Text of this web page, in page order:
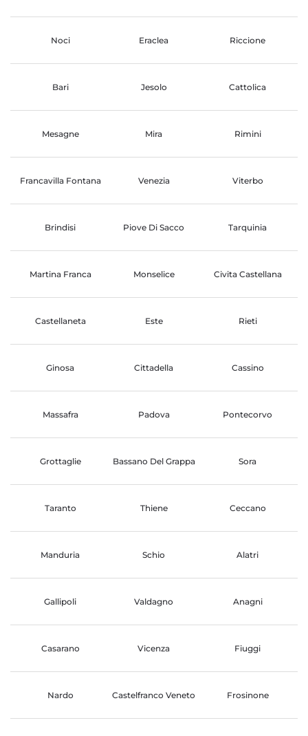
Noci Eraclea Riccione
Bari Jesolo Cattolica
Mesagne Mira Rimini
Francavilla Fontana Venezia Viterbo
Brindisi Piove Di Sacco Tarquinia
Martina Franca Monselice Civita Castellana
Castellaneta Este Rieti
Ginosa Cittadella Cassino
Massafra Padova Pontecorvo
Grottaglie Bassano Del Grappa Sora
Taranto Thiene Ceccano
Manduria Schio Alatri
Gallipoli Valdagno Anagni
Casarano Vicenza Fiuggi
Nardo Castelfranco Veneto Frosinone